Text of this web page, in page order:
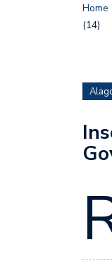
Home
(14)